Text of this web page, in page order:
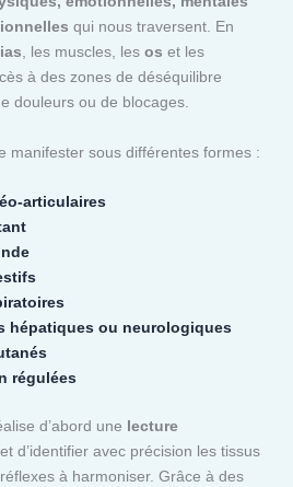
qui nous traversent. En
, les muscles, les os et les
à des zones de déséquilibre
douleurs ou de blocages.
manifester sous différentes formes :
articulaires
hépatiques ou neurologiques
régulées
d’abord une lecture
d’identifier avec précision les tissus
à harmoniser. Grâce à des